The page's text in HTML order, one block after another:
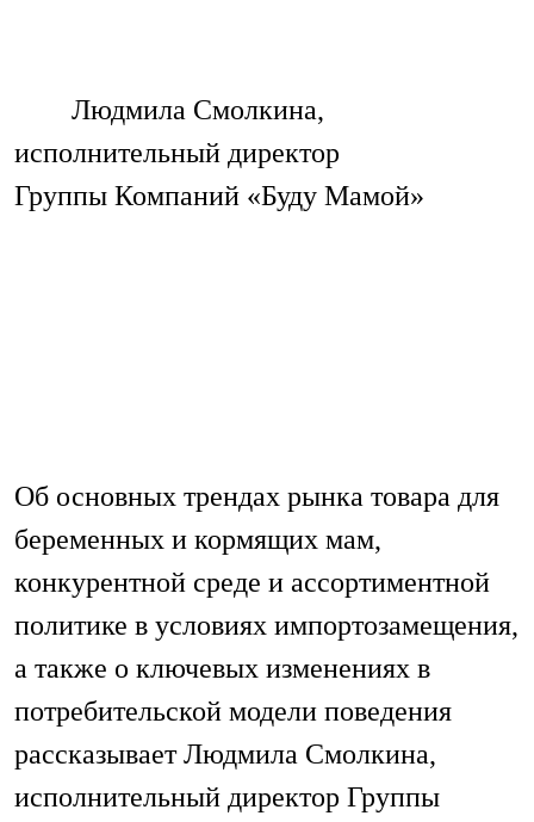
Людмила Смолкина,
исполнительный директор
Группы Компаний «Буду Мамой»
Об основных трендах рынка товара для
беременных и кормящих мам,
конкурентной среде и ассортиментной
политике в условиях импортозамещения,
а также о ключевых изменениях в
потребительской модели поведения
рассказывает Людмила Смолкина,
исполнительный директор Группы